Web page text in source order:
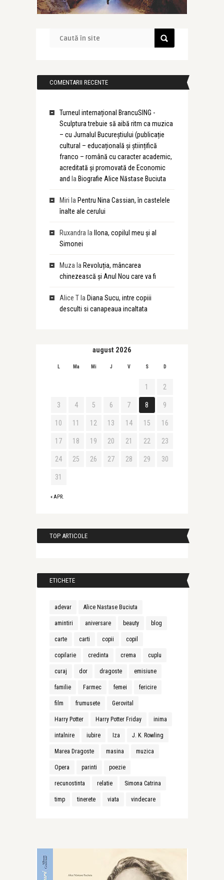
COMENTARII RECENTE
Turneul internațional BrancuSING -
Sculptura trebuie să aibă ritm ca muzica
– cu Jurnalul Bucureștiului (publicație
cultural – educațională și științifică
franco – română cu caracter academic,
acreditată și promovată de Economic
and la Biografie Alice Năstase Buciuta
Miri la Pentru Nina Cassian, în castelele
înalte ale cerului
Ruxandra la
Ilona, copilul meu și al
Simonei
Muza la Revoluția, mâncarea
chinezească și Anul Nou care va fi
Alice Tla Diana Sucu, intre copiii
desculti si canapeaua incaltata
august 2026
L Ma Mi J V S D
« APR.
1 2
3 4 5 6 7 8 9
10 11 12 13 14 15 16
17 18 19 20 21 22 23
24 25 26 27 28 29 30
31
TOP ARTICOLE
ETICHETE
adevar Alice Nastase Buciuta
amintiri aniversare beauty blog
carte carti copii copil
copilarie credinta crema cuplu
curaj dor dragoste emisiune
familie Farmec femei fericire
film frumusete Gerovital
Harry Potter Harry Potter Friday inima
intalnire iubire Iza J. K. Rowling
Marea Dragoste masina muzica
Opera parinti poezie
recunostinta relatie Simona Catrina
timp tinerete viata vindecare